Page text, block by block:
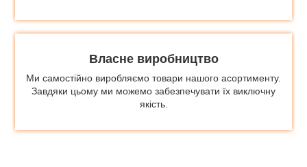
Власне виробництво
Ми самостійно виробляємо товари нашого асортименту.
Завдяки цьому ми можемо забезпечувати їх виключну
якість.